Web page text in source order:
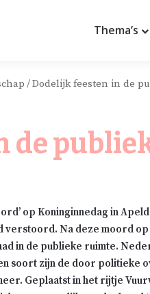
Thema’s
/Dodelijk feesten in de
de
op Koninginnedag in
Na deze moord op
in de publieke ruimte.
soort zijn de door politieke
Geplaatst in het rijtje